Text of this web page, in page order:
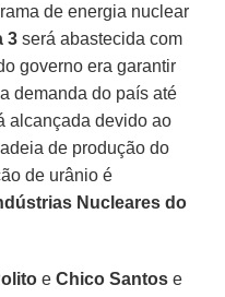
de energia nuclear
3 será abastecida com
governo era garantir
demanda do país até
alcançada devido ao
de produção do
de urânio é
Nucleares do
eChico Santos e